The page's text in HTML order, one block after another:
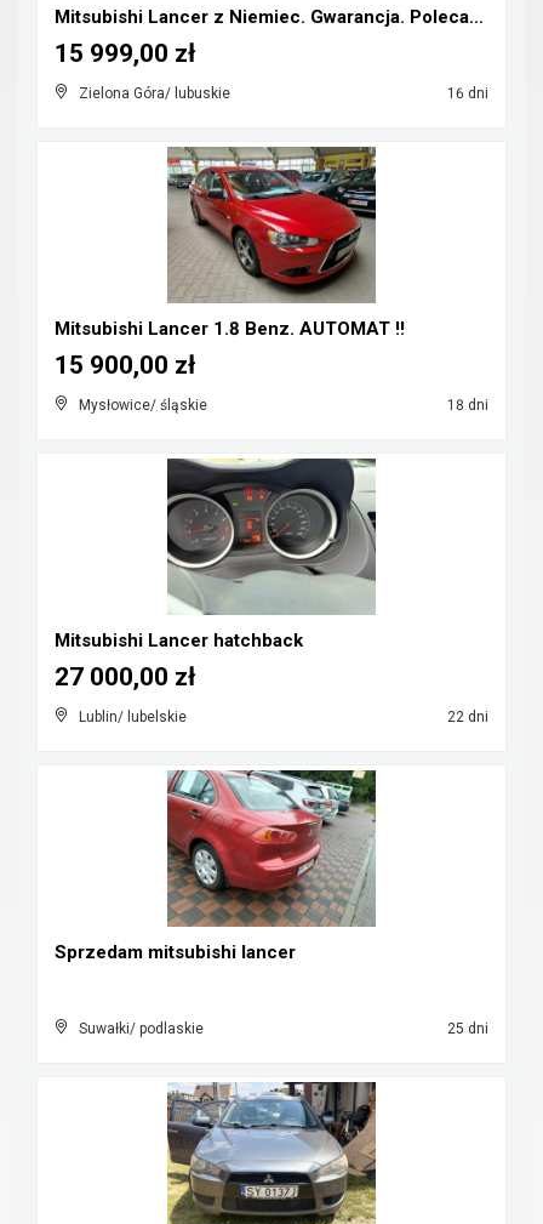
Mitsubishi Lancer z Niemiec. Gwarancja. Polecam !!...
Zielona Góra/ lubuskie 16 dni
15 999,00 zł
Mitsubishi Lancer 1.8 Benz. AUTOMAT !!
Mysłowice/ śląskie 18 dni
15 900,00 zł
Mitsubishi Lancer hatchback
Lublin/ lubelskie 22 dni
27 000,00 zł
Sprzedam mitsubishi lancer
Suwałki/ podlaskie 25 dni